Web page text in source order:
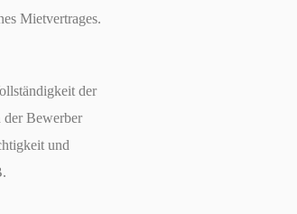
Mietvertrages.
der
Bewerber
und